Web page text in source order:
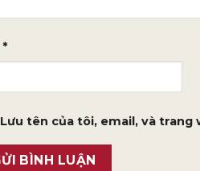
*
Lưu tên của tôi, email, và